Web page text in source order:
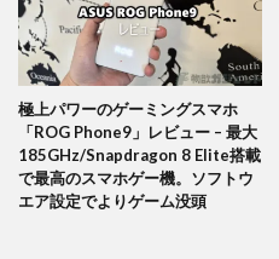
極上パワーのゲーミングスマホ
「ROG Phone9」レビュー – 最大
185GHz/Snapdragon 8 Elite搭載
で最高のスマホゲー機。ソフトウ
エア設定でよりゲーム没頭